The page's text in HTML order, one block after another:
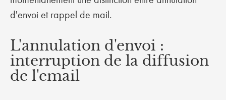
d'envoi et rappel de mail.
L'annulation d'envoi :
interruption de la diffusion
de l'email